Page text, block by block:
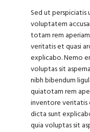
Sed ut perspiciatis
voluptatem
totam rem
veritatis et quasi
explicabo. Nemo
voluptas sit
nibh bibendum
quiatotam rem
inventore
dicta sunt
quia voluptas sit